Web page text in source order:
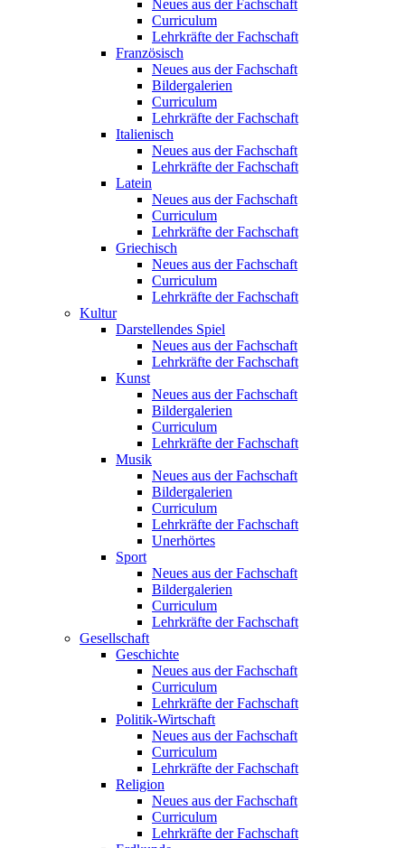
Neues aus der Fachschaft
Curriculum
Lehrkräfte der Fachschaft
Französisch
Neues aus der Fachschaft
Bildergalerien
Curriculum
Lehrkräfte der Fachschaft
Italienisch
Neues aus der Fachschaft
Lehrkräfte der Fachschaft
Latein
Neues aus der Fachschaft
Curriculum
Lehrkräfte der Fachschaft
Griechisch
Neues aus der Fachschaft
Curriculum
Lehrkräfte der Fachschaft
Kultur
Darstellendes Spiel
Neues aus der Fachschaft
Lehrkräfte der Fachschaft
Kunst
Neues aus der Fachschaft
Bildergalerien
Curriculum
Lehrkräfte der Fachschaft
Musik
Neues aus der Fachschaft
Bildergalerien
Curriculum
Lehrkräfte der Fachschaft
Unerhörtes
Sport
Neues aus der Fachschaft
Bildergalerien
Curriculum
Lehrkräfte der Fachschaft
Gesellschaft
Geschichte
Neues aus der Fachschaft
Curriculum
Lehrkräfte der Fachschaft
Politik-Wirtschaft
Neues aus der Fachschaft
Curriculum
Lehrkräfte der Fachschaft
Religion
Neues aus der Fachschaft
Curriculum
Lehrkräfte der Fachschaft